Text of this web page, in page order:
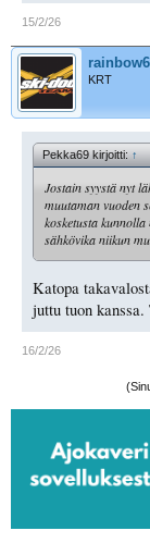
15/2/26
rainbow6
KRT
Pekka69 kirjoitti:↑
Jostain syystä nyt
muutaman vuoden
kosketusta
sähkövika niikun
Katopa
juttu tuon
16/2/26